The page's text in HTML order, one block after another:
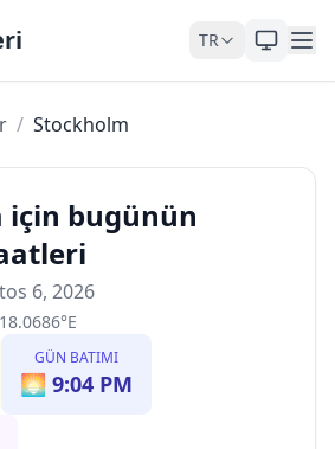
TR
/ Stockholm
için bugünün
6, 2026
18.0686°E
GÜN BATIMI
🌅 9:04 PM